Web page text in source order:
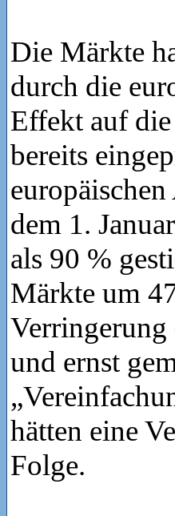
Die Märkte
durch die
Effekt auf
bereits
dem 1.
als 90 %
Märkte um
Verringerung
und ernst
hätten eine
Folge.